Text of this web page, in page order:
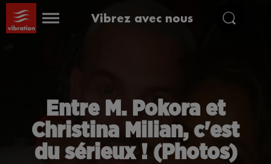
Vibrez avec nous
Entre M. Pokora et
Christina Milian, c'est
du sérieux ! (Photos)